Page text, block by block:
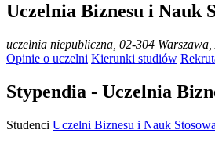
Uczelnia Biznesu i Nauk
uczelnia niepubliczna , 02-304
Opinie o uczelni Kierunki studiów
Stypendia - Uczelnia
Studenci Uczelni Biznesu i Nauk